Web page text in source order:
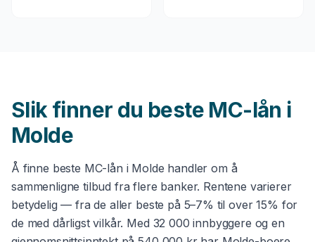
Slik finner du beste MC-lån i
Molde
Å finne beste MC-lån i Molde handler om å
sammenligne tilbud fra flere banker. Rentene varierer
betydelig — fra de aller beste på 5–7% til over 15% for
de med dårligst vilkår. Med 32 000 innbyggere og en